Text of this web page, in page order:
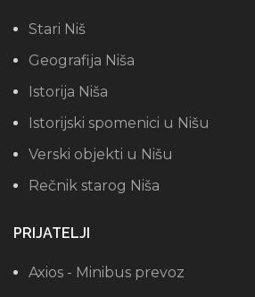
Stari Niš
Geografija Niša
Istorija Niša
Istorijski spomenici u Nišu
Verski objekti u Nišu
Rečnik starog Niša
PRIJATELJI
Axios - Minibus prevoz